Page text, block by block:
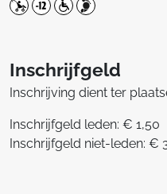
Inschrijfgeld
Inschrijving dient ter
Inschrijfgeld leden: € 1,50
Inschrijfgeld niet-leden: €